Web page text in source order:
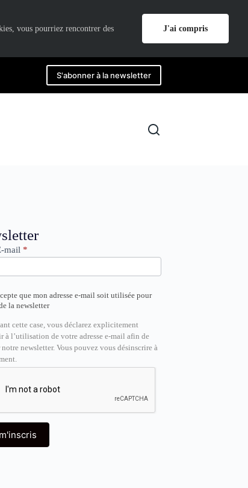
S'abonner à la newsletter
mail *
que mon adresse e-mail soit utilisée pour
la newsletter
cette case, vous déclarez explicitement
à l’utilisation de votre adresse e-mail afin de
newsletter. Vous pouvez vous désinscrire à
vous pourriez rencontrer des
J'ai compris